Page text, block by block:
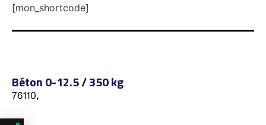
[mon_shortcode]
Béton 0-12.5 / 350 kg
76110,